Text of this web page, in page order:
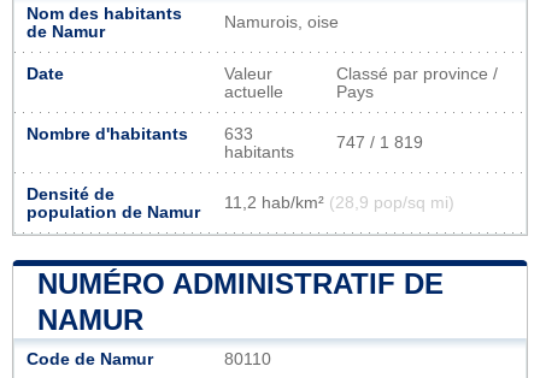
Nom des habitants
de Namur
Namurois, oise
Date
Valeur
actuelle
Classé par province /
Pays
Nombre d'habitants
633
habitants
747 / 1 819
Densité de
population de Namur
11,2 hab/km² (28,9 pop/sq mi)
NUMÉRO ADMINISTRATIF DE
NAMUR
Code de Namur 80110